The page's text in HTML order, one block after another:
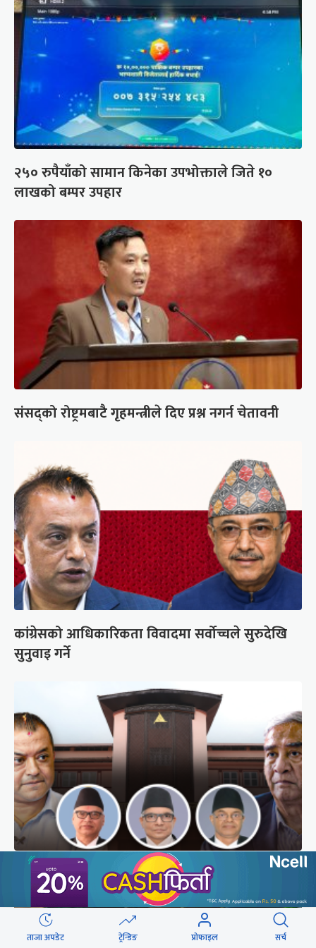
२५० रुपैयाँको सामान किनेका उपभोक्ताले जिते १०
लाखको बम्पर उपहार
संसद्को रोष्ट्रमबाटै गृहमन्त्रीले दिए प्रश्न नगर्न चेतावनी
कांग्रेसको आधिकारिकता विवादमा सर्वोच्चले सुरुदेखि
सुनुवाइ गर्ने
अब सर्वोच्चले कसरी गर्छ कांग्रेस विवादको सुनुवाइ ?
ताजा अपडेट ट्रेन्डिङ प्रोफाइल सर्च